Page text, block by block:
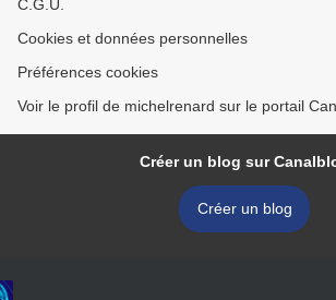
C.G.U.
Cookies et données personnelles
Préférences cookies
Voir le profil de michelrenard sur le portail
Créer un blog sur
Créer un blog